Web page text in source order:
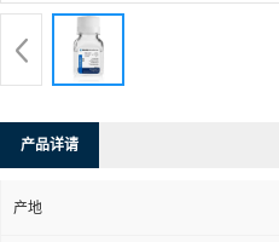
产品详请
产地